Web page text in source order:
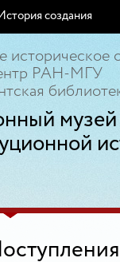
создания
историческое
РАН-МГУ
музей